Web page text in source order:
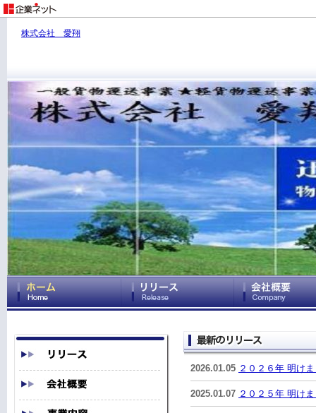
株式会社 愛翔
2026.01.05 ２０２６年 明け
2025.01.07 ２０２５年 明け